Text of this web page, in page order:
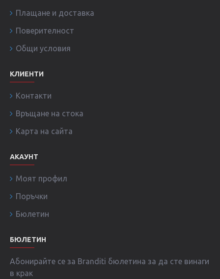
Плащане и доставка
Поверителност
Общи условия
КЛИЕНТИ
Контакти
Връщане на стока
Карта на сайта
АКАУНТ
Моят профил
Поръчки
Бюлетин
БЮЛЕТИН
Абонирайте се за Branditi бюлетина за да сте винаги
в крак